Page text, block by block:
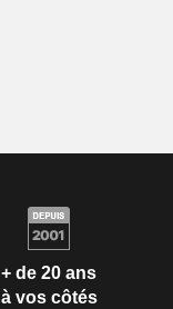
+ de 20 ans
à vos côtés